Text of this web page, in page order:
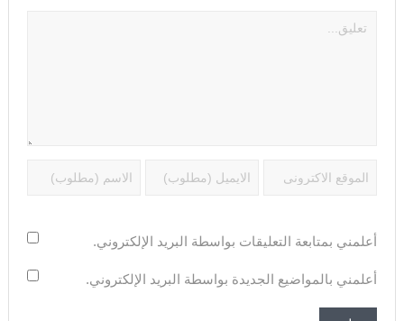
أعلمني بمتابعة التعليقات بواسطة البريد الإلكتروني.
أعلمني بالمواضيع الجديدة بواسطة البريد الإلكتروني.